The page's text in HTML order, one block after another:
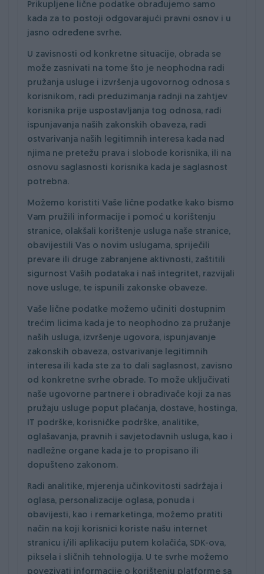
Prikupljene lične podatke obrađujemo samo
kada za to postoji odgovarajući pravni osnov i u
jasno određene svrhe.
U zavisnosti od konkretne situacije, obrada se
može zasnivati na tome što je neophodna radi
pružanja usluge i izvršenja ugovornog odnosa s
korisnikom, radi preduzimanja radnji na zahtjev
korisnika prije uspostavljanja tog odnosa, radi
ispunjavanja naših zakonskih obaveza, radi
ostvarivanja naših legitimnih interesa kada nad
njima ne pretežu prava i slobode korisnika, ili na
osnovu saglasnosti korisnika kada je saglasnost
potrebna.
Možemo koristiti Vaše lične podatke kako bismo
Vam pružili informacije i pomoć u korištenju
stranice, olakšali korištenje usluga naše stranice,
obavijestili Vas o novim uslugama, spriječili
prevare ili druge zabranjene aktivnosti, zaštitili
sigurnost Vaših podataka i naš integritet, razvijali
nove usluge, te ispunili zakonske obaveze.
Vaše lične podatke možemo učiniti dostupnim
trećim licima kada je to neophodno za pružanje
naših usluga, izvršenje ugovora, ispunjavanje
zakonskih obaveza, ostvarivanje legitimnih
interesa ili kada ste za to dali saglasnost, zavisno
od konkretne svrhe obrade. To može uključivati
naše ugovorne partnere i obrađivače koji za nas
pružaju usluge poput plaćanja, dostave, hostinga,
IT podrške, korisničke podrške, analitike,
oglašavanja, pravnih i savjetodavnih usluga, kao i
nadležne organe kada je to propisano ili
dopušteno zakonom.
Radi analitike, mjerenja učinkovitosti sadržaja i
oglasa, personalizacije oglasa, ponuda i
obavijesti, kao i remarketinga, možemo pratiti
način na koji korisnici koriste našu internet
stranicu i/ili aplikaciju putem kolačića, SDK-ova,
piksela i sličnih tehnologija. U te svrhe možemo
povezivati informacije o korištenju platforme sa